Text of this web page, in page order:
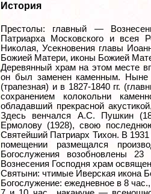
История
Престолы: главный —
Патриарха Московского и
Николая, Усекновения главы
Божией Матери, иконы Божией
Деревянный храм на этом месте
он был заменен каменным. Ныне
(трапезная) и в 1827-1840 гг.
сохранением колокольни
обладавший прекрасной
Здесь венчался А.С. Пушкин
Ермолову (1928), свою
Святейший Патриарх Тихон. В
помещении размещался
Богослужения возобновлены
Вознесения Господня храм
Святыни: чтимые Иверская икона
Богослужение: ежедневное в 8